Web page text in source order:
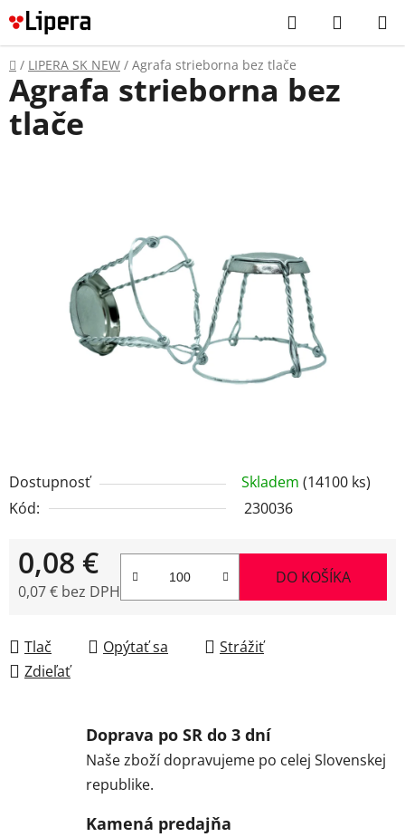
Prejsť
na
obsah
Hľadať
KOŠÍK
Domov
/ LIPERA SK NEW / Agrafa strieborna bez tlače
Dostupnosť Skladem (14100 ks)
Kód:
230036
0,08 €
0,07 € bez DPH
DO KOŠÍKA
Tlač Opýtať sa
Strážiť
Zdieľať
Agrafa strieborna bez
tlače
Doprava po SR do 3 dní
Naše zboží dopravujeme po celej Slovenskej
republike.
Kamená predajňa